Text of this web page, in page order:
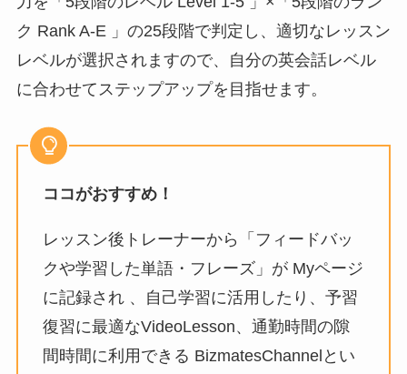
ク Rank A-E 」の25段階で判定し、適切なレッスン
レベルが選択されますので、自分の英会話レベル
に合わせてステップアップを目指せます。
ココがおすすめ！
レッスン後トレーナーから「フィードバッ
クや学習した単語・フレーズ」が Myページ
に記録され 、自己学習に活用したり、予習
復習に最適なVideoLesson、通勤時間の隙
間時間に利用できる BizmatesChannelとい